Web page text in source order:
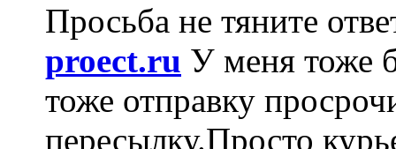
Просьба не тяните
proect.ru У меня тоже
тоже отправку
пересылку.Просто